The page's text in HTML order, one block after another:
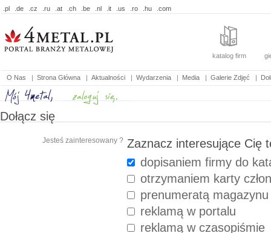
.pl .de .cz .ru .at .ch .be .nl .it .us .ro .hu .com
katalog firm
O Nas | Strona Główna | Aktualności | Wydarzenia | Media | Galerie Zdjęć |
Dołącz się
Jesteś zainteresowany ? Zaznacz interesujące Cię
dopisaniem firmy do
otrzymaniem karty
prenumeratą
reklamą w portalu
reklamą w czasopiśmie